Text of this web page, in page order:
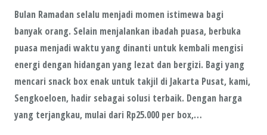
Bulan Ramadan selalu menjadi momen istimewa bagi
banyak orang. Selain menjalankan ibadah puasa, berbuka
puasa menjadi waktu yang dinanti untuk kembali mengisi
energi dengan hidangan yang lezat dan bergizi. Bagi yang
mencari snack box enak untuk takjil di Jakarta Pusat, kami,
Sengkoeloen, hadir sebagai solusi terbaik. Dengan harga
yang terjangkau, mulai dari Rp25.000 per box,…